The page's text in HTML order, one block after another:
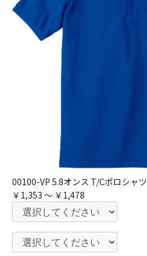
00100-VP 5.8オンス T/Cポロシャツ
￥1,353 ～ ￥1,478